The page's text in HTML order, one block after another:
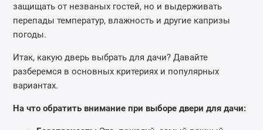
защищать от незваных гостей, но и выдерживать
перепады температур, влажность и другие капризы
погоды.
Итак, какую дверь выбрать для дачи? Давайте
разберемся в основных критериях и популярных
вариантах.
На что обратить внимание при выборе двери для дачи: